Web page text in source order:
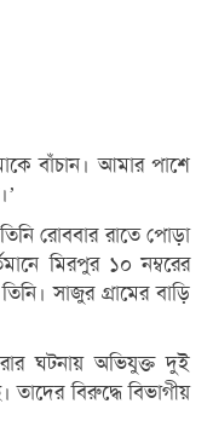
বাঁচান। আমার পাশে
রোববার রাতে পোড়া
মিরপুর ১০ নম্বরের
সাজুর গ্রামের বাড়ি
ঘটনায় অভিযুক্ত দুই
বিরুদ্ধে বিভাগীয়